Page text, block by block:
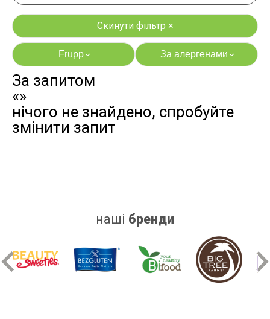
Скинути фільтр ×
Frupp› За алергенами›
яєць
дріжджів
За запитом
«»
нічого не знайдено, спробуйте
змінити запит
наші бренди